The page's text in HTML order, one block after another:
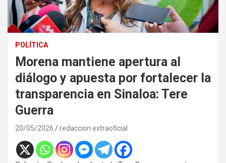
POLÍTICA
Morena mantiene apertura al
diálogo y apuesta por fortalecer la
transparencia en Sinaloa: Tere
Guerra
20/05/2026 redaccion extraoficial